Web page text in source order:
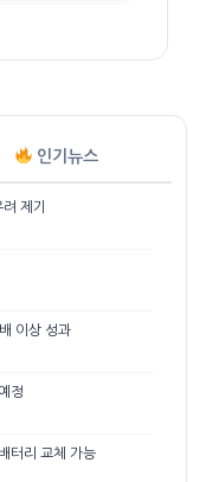
인기뉴스
제기
이상 성과
정
터리 교체 가능